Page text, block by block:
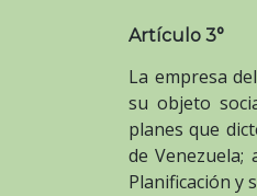
Artículo 3°
La empresa
su objeto
planes que
de Venezuela;
Planificación y